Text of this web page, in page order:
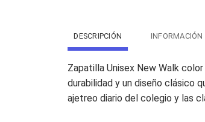
DESCRIPCIÓN INFORMACIÓN
Zapatilla Unisex New Walk
durabilidad y un diseño clásico
ajetreo diario del colegio y las